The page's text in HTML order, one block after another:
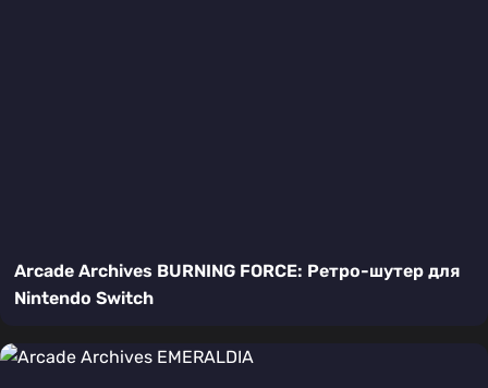
Arcade Archives BURNING FORCE: Ретро-шутер для
Nintendo Switch